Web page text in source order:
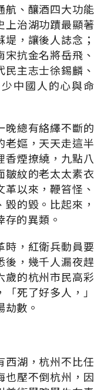
航、釀酒四大功能
上治湖功蹟最顯著
，讓後人誌念；
抗金名將岳飛、
主志士徐錫麟、
中國人的心與命
晚總有絡繹不斷的
老嫗，天天走這半
香煙撩繞，九點八
皺紋的老太太素衣
以來，鞭笞怪、
的毀。比起來，
的異類。
時，紅衛兵動員要
後，幾千人漏夜趕
歲的杭州市民高彩
死了好多人，」
數。
西湖，杭州不比任
也壓不倒杭州，因